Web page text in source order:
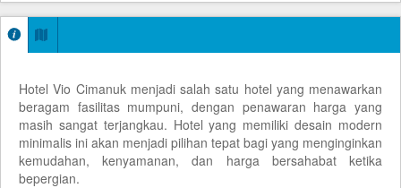
Hotel Vio Cimanuk menjadi salah satu hotel yang menawarkan
beragam fasilitas mumpuni, dengan penawaran harga yang
masih sangat terjangkau. Hotel yang memiliki desain modern
minimalis ini akan menjadi pilihan tepat bagi yang menginginkan
kemudahan, kenyamanan, dan harga bersahabat ketika
bepergian.